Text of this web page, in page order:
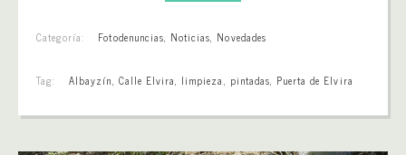
Categoría: Fotodenuncias, Noticias, Novedades
Tag: Albayzín, Calle Elvira, limpieza, pintadas, Puerta de Elvira